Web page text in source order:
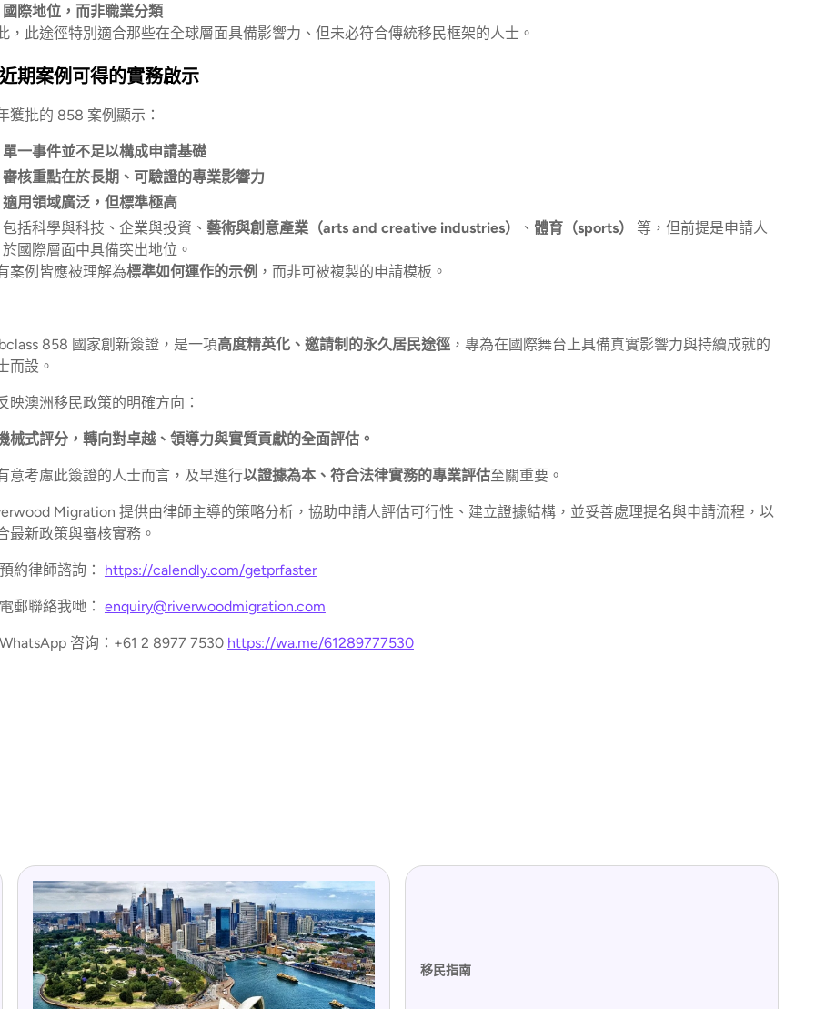
國際地位，而非職業分類
，此途徑特別適合那些在全球層面具備影響力、但未必符合傳統移民框架的人士。
期案例可得的實務啟示
獲批的 858 案例顯示：
單一事件並不足以構成申請基礎
審核重點在於長期、可驗證的專業影響力
適用領域廣泛，但標準極高
包括科學與科技、企業與投資、 藝術與創意產業（arts and creative industries） 、 體育（sports）
等，但前提是申請人
於國際層面中具備突出地位。
案例皆應被理解為標準如何運作的示例 ，而非可被複製的申請模板。
858 國家創新簽證，是一項高度精英化、邀請制的永久居民途徑，專為在國際舞台上具備真實影響力與持續成就的
而設。
映澳洲移民政策的明確方向：
械式評分，轉向對卓越、領導力與實質貢獻的全面評估。
意考慮此簽證的人士而言，及早進行以證據為本、符合法律實務的專業評估至關重要。
Migration 提供由律師主導的策略分析，協助申請人評估可行性、建立證據結構，並妥善處理提名與申請流程，以
最新政策與審核實務。
約律師諮詢： https://calendly.com/getprfaster
郵聯絡我哋： enquiry@riverwoodmigration.com
咨询：+61 2 8977 7530 https://wa.me/61289777530
移民指南